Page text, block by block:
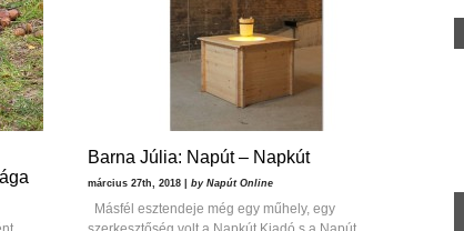
Barna Júlia: Napút – Napkút
március 27th, 2018 | by Napút Online
Másfél esztendeje még egy műhely, egy
Halmai Tamás: A földi bázis (Balla Zsófia